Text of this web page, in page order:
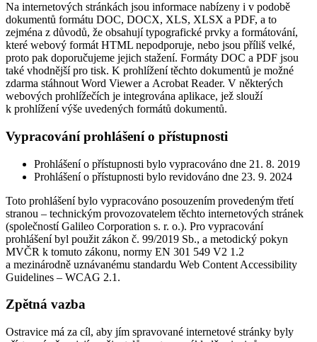
Na internetových stránkách jsou informace nabízeny i v podobě
dokumentů formátu DOC, DOCX, XLS, XLSX a PDF, a to
zejména z důvodů, že obsahují typografické prvky a formátování,
které webový formát HTML nepodporuje, nebo jsou příliš velké,
proto pak doporučujeme jejich stažení. Formáty DOC a PDF jsou
také vhodnější pro tisk. K prohlížení těchto dokumentů je možné
zdarma stáhnout Word Viewer a Acrobat Reader. V některých
webových prohlížečích je integrována aplikace, jež slouží
k prohlížení výše uvedených formátů dokumentů.
Vypracování prohlášení o přístupnosti
Prohlášení o přístupnosti bylo vypracováno dne 21. 8. 2019
Prohlášení o přístupnosti bylo revidováno dne 23. 9. 2024
Toto prohlášení bylo vypracováno posouzením provedeným třetí
stranou – technickým provozovatelem těchto internetových stránek
(společností Galileo Corporation s. r. o.). Pro vypracování
prohlášení byl použit zákon č. 99/2019 Sb., a metodický pokyn
MVČR k tomuto zákonu, normy EN 301 549 V2 1.2
a mezinárodně uznávanému standardu Web Content Accessibility
Guidelines – WCAG 2.1.
Zpětná vazba
Ostravice má za cíl, aby jím spravované internetové stránky byly